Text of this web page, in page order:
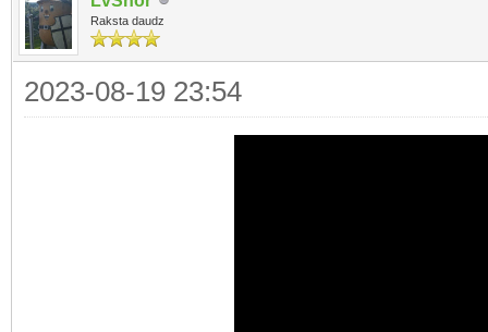
Raksta daudz
2023-08-19 23:54